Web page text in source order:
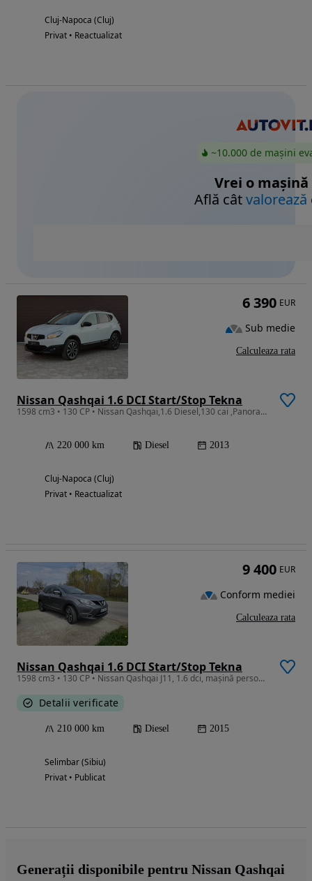
Cluj-Napoca (Cluj)
Privat • Reactualizat
~10.000 de mașini
Vrei o mașină
Află câtvalorează
Nissan Qashqai 1.6 DCI Start/Stop Tekna
1598 cm3 • 130 CP • Nissan Qashqai,1.6 Diesel,130 cai ,Panoramic,Camera ,Carlig
220 000 km Diesel 2013
Cluj-Napoca (Cluj)
Privat • Reactualizat
6 390 EUR
Sub medie
Calculeaza rata
Nissan Qashqai 1.6 DCI Start/Stop Tekna
1598 cm3 • 130 CP • Nissan Qashqai J11, 1.6 dci, mașină personală
Detalii verificate
210 000 km Diesel 2015
Selimbar (Sibiu)
Privat • Publicat
9 400 EUR
Conform mediei
Calculeaza rata
Generații disponibile pentru Nissan Qashqai